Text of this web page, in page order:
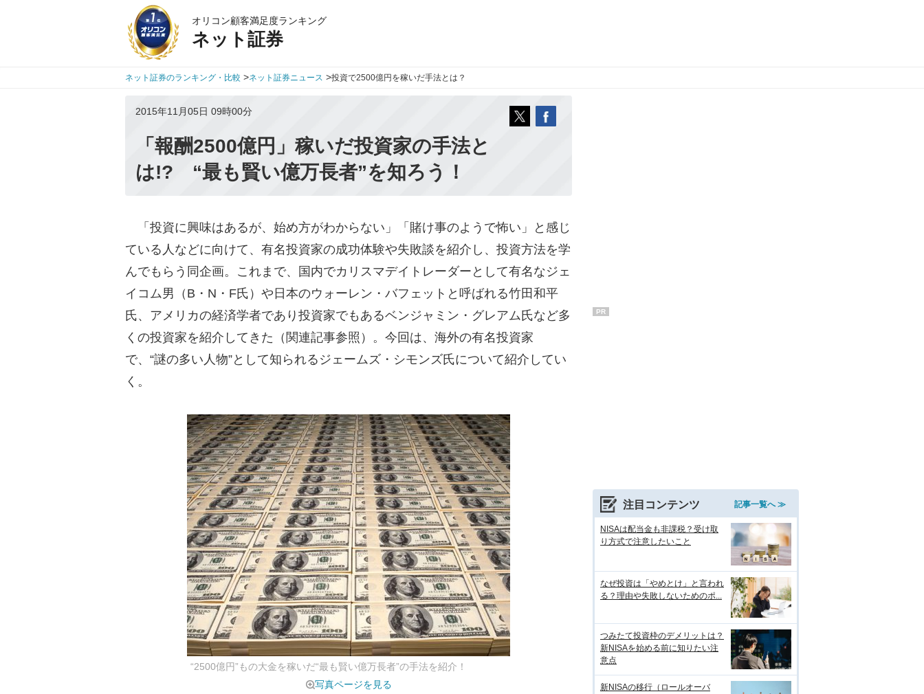
オリコン顧客満足度ランキング
ネット証券
ネット証券のランキング・比較 >ネット証券ニュース >投資で2500億円を稼いだ手法とは？
2015年11月05日 09時00分
「報酬2500億円」稼いだ投資家の手法と
は!? “最も賢い億万長者”を知ろう！
「投資に興味はあるが、始め方がわからない」「賭け事のようで怖い」と感じ
ている人などに向けて、有名投資家の成功体験や失敗談を紹介し、投資方法を学
んでもらう同企画。これまで、国内でカリスマデイトレーダーとして有名なジェ
イコム男（B・N・F氏）や日本のウォーレン・バフェットと呼ばれる竹田和平
氏、アメリカの経済学者であり投資家でもあるベンジャミン・グレアム氏など多
くの投資家を紹介してきた（関連記事参照）。今回は、海外の有名投資家
で、“謎の多い人物”として知られるジェームズ・シモンズ氏について紹介してい
く。
“2500億円”もの大金を稼いだ“最も賢い億万長者”の手法を紹介！
写真ページを見る
PR
注目コンテンツ 記事一覧へ ≫
NISAは配当金も非課税？受け取
り方式で注意したいこと
なぜ投資は「やめとけ」と言われ
る？理由や失敗しないためのポ...
つみたて投資枠のデメリットは？
新NISAを始める前に知りたい注
意点
新NISAの移行（ロールオーバ